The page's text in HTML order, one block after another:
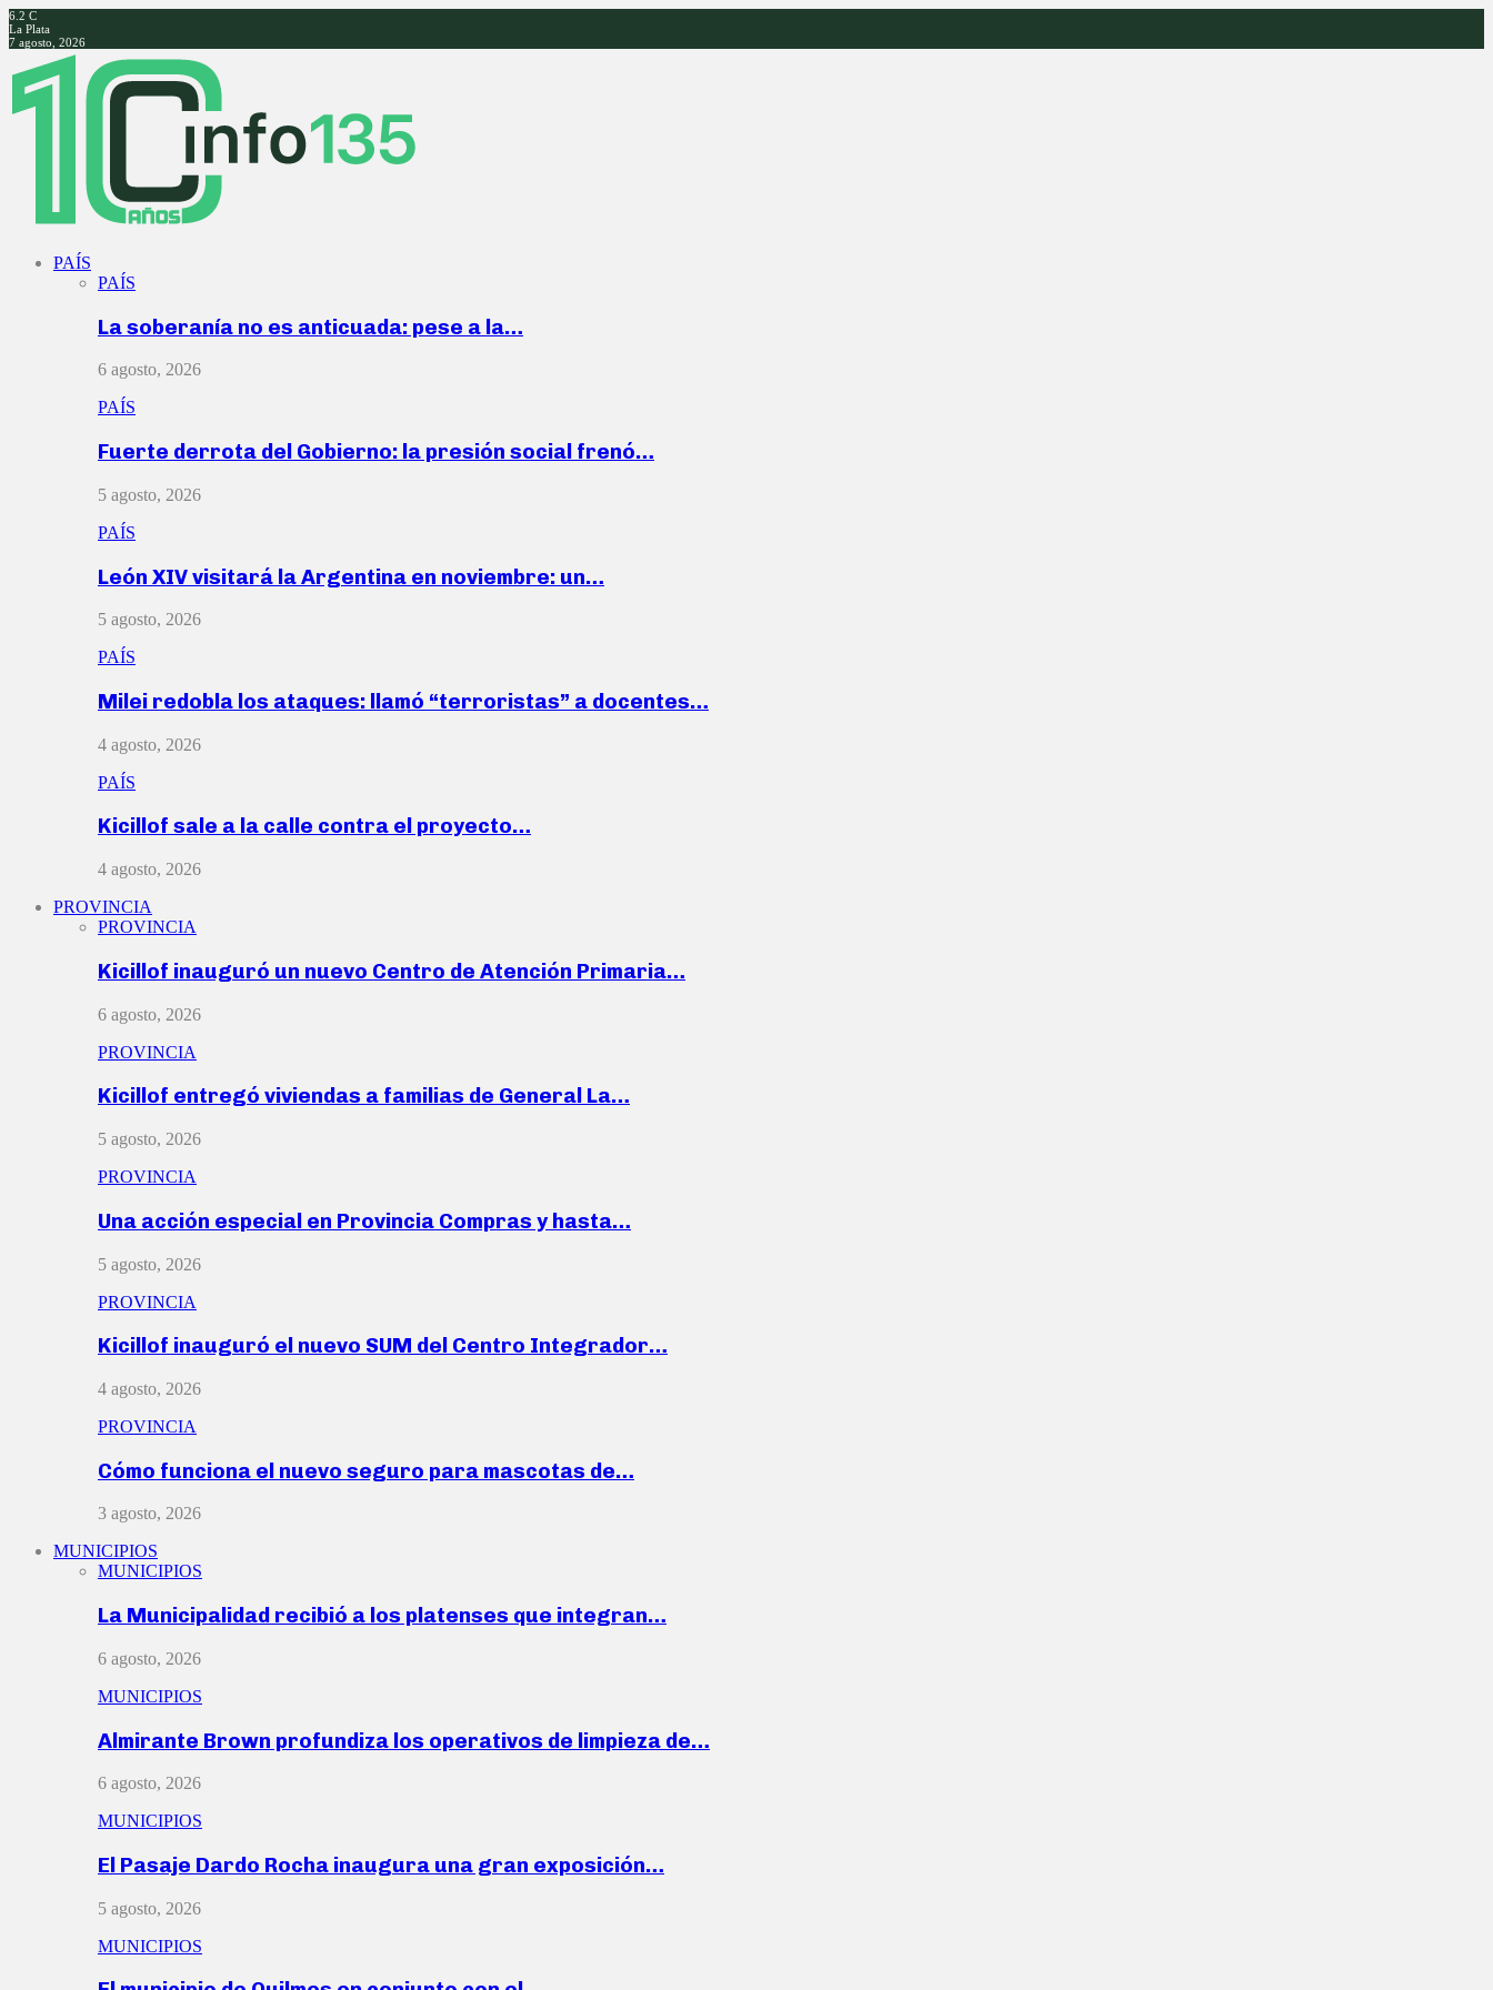
6.2 C
La Plata
7 agosto, 2026
Facebook
Twitter
Instagram
Youtube
PAÍS
PAÍS
La soberanía no es anticuada: pese a la…
6 agosto, 2026
PAÍS
Fuerte derrota del Gobierno: la presión social frenó…
5 agosto, 2026
PAÍS
León XIV visitará la Argentina en noviembre: un…
5 agosto, 2026
PAÍS
Milei redobla los ataques: llamó “terroristas” a docentes…
4 agosto, 2026
PAÍS
Kicillof sale a la calle contra el proyecto…
4 agosto, 2026
PROVINCIA
PROVINCIA
Kicillof inauguró un nuevo Centro de Atención Primaria…
6 agosto, 2026
PROVINCIA
Kicillof entregó viviendas a familias de General La…
5 agosto, 2026
PROVINCIA
Una acción especial en Provincia Compras y hasta…
5 agosto, 2026
PROVINCIA
Kicillof inauguró el nuevo SUM del Centro Integrador…
4 agosto, 2026
PROVINCIA
Cómo funciona el nuevo seguro para mascotas de…
3 agosto, 2026
MUNICIPIOS
MUNICIPIOS
La Municipalidad recibió a los platenses que integran…
6 agosto, 2026
MUNICIPIOS
Almirante Brown profundiza los operativos de limpieza de…
6 agosto, 2026
MUNICIPIOS
El Pasaje Dardo Rocha inaugura una gran exposición…
5 agosto, 2026
MUNICIPIOS